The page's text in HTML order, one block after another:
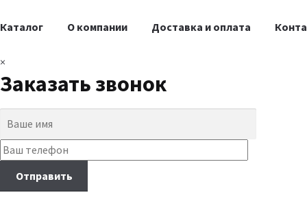
Каталог О компании Доставка и оплата
×
Заказать звонок